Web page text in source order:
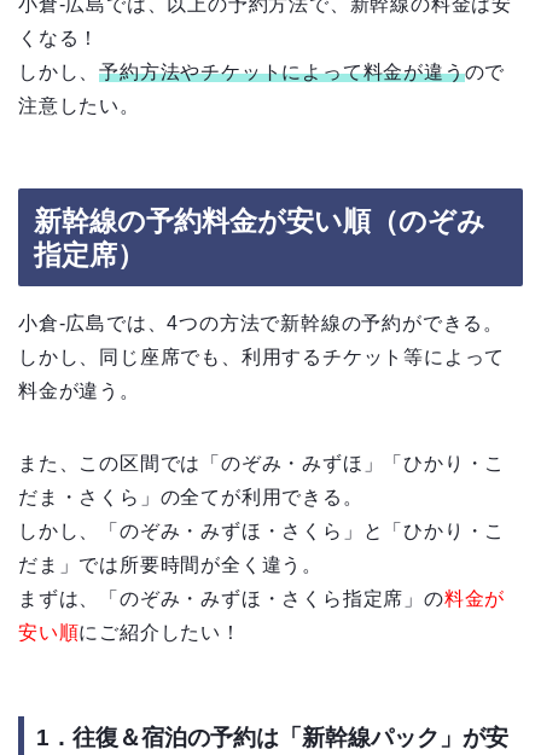
くなる！
しかし、予約方法やチケットによって料金が違うので
注意したい。
新幹線の予約料金が安い順（のぞみ
指定席）
小倉-広島では、4つの方法で新幹線の予約ができる。
しかし、同じ座席でも、利用するチケット等によって
料金が違う。
また、この区間では「のぞみ・みずほ」「ひかり・こ
だま・さくら」の全てが利用できる。
しかし、「のぞみ・みずほ・さくら」と「ひかり・こ
だま」では所要時間が全く違う。
まずは、「のぞみ・みずほ・さくら指定席」の料金が
安い順にご紹介したい！
1．往復＆宿泊の予約は「新幹線パック」が安